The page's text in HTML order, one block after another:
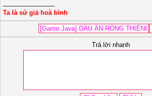
Ta là sứ giả hoà bình
Trả lời nhanh